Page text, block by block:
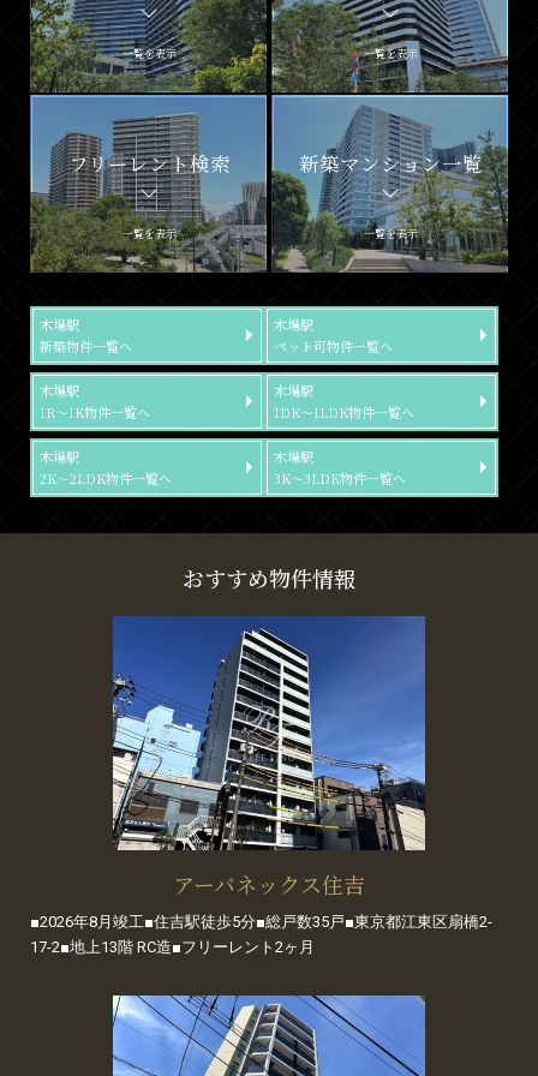
一覧を表示 一覧を表示
フリーレント検索
一覧を表示
新築マンション一覧
一覧を表示
木場駅
新築物件一覧へ
木場駅
ペット可物件一覧へ
木場駅
1R～1K物件一覧へ
木場駅
1DK～1LDK物件一覧へ
木場駅
2K～2LDK物件一覧へ
木場駅
3K～3LDK物件一覧へ
おすすめ物件情報
アーバネックス住吉
■2026年8月竣工■住吉駅徒歩5分■総戸数35戸■東京都江東区扇橋2-
17-2■地上13階 RC造■フリーレント2ヶ月